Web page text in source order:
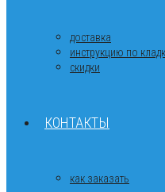
доставка
инструкцию по
скидки
КОНТАКТЫ
как заказать